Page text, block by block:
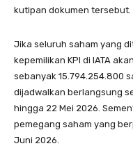
kutipan dokumen tersebut.
Jika seluruh saham yang
kepemilikan KPI di IATA
sebanyak 15.794.254.800
dijadwalkan berlangsung
hingga 22 Mei 2026.
pemegang saham yang
Juni 2026.